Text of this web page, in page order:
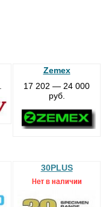
Zemex
17 202 — 24 000
руб.
30PLUS